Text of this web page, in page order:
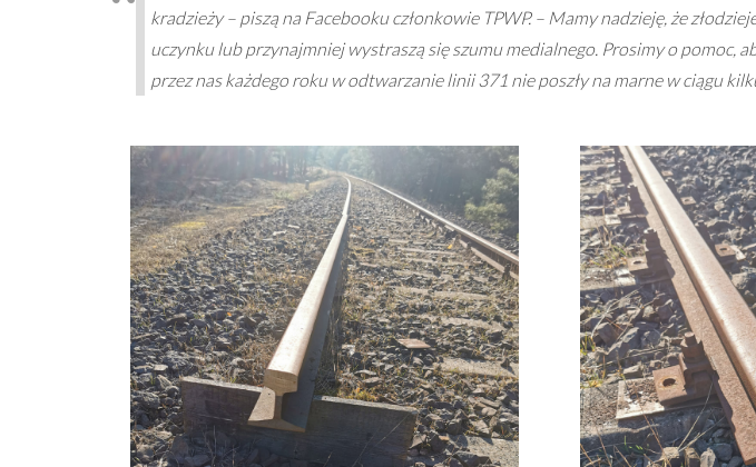
kradzieży – piszą na Facebooku członkowie TPWP. – Mamy nadzieję, że
uczynku lub przynajmniej wystraszą się szumu medialnego. Prosimy o pomoc,
przez nas każdego roku w odtwarzanie linii 371 nie poszły na marne w ciągu